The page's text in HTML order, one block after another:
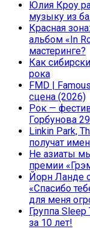
Юлия Кроу
музыку из
Красная
альбом «In
мастеринге?
Как
рока
FMD |
сцена (2026)
Рок —
Горбунова
Linkin Park,
получат
Не азиаты
премии
Йорн Ланде
«Спасибо
для меня
Группа Sleep
за 10 лет!